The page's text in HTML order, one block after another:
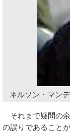
ネルソン・マン
それまで疑問の
の誤りであること